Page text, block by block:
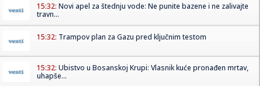
15:32: Novi apel za štednju vode: Ne punite bazene i ne zalivajte
travn...
15:32: Trampov plan za Gazu pred ključnim testom
15:32: Ubistvo u Bosanskoj Krupi: Vlasnik kuće pronađen mrtav,
uhapše...